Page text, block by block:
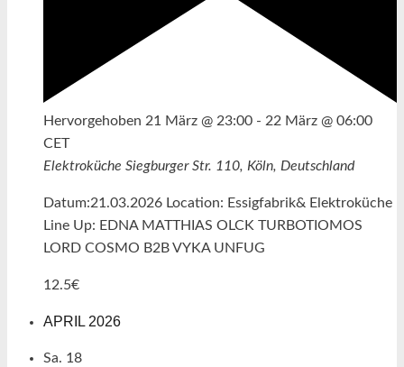
Hervorgehoben 21 März @ 23:00 - 22 März @ 06:00
CET
Elektroküche Siegburger Str. 110, Köln, Deutschland
Datum:21.03.2026 Location: Essigfabrik& Elektroküche
Line Up: EDNA MATTHIAS OLCK TURBOTIOMOS
LORD COSMO B2B VYKA UNFUG
12.5€
APRIL 2026
Sa. 18